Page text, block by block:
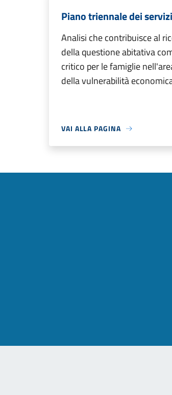
Piano triennale dei
Analisi che contribuisce al
della questione abitativa
critico per le famiglie
della vulnerabilità
VAI ALLA PAGINA